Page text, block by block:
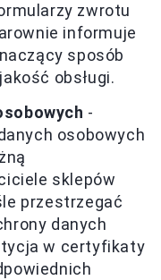
zwrotu
informuje
sposób
obsługi.
-
osobowych
sklepów
przestrzegać
danych
w certyfikaty